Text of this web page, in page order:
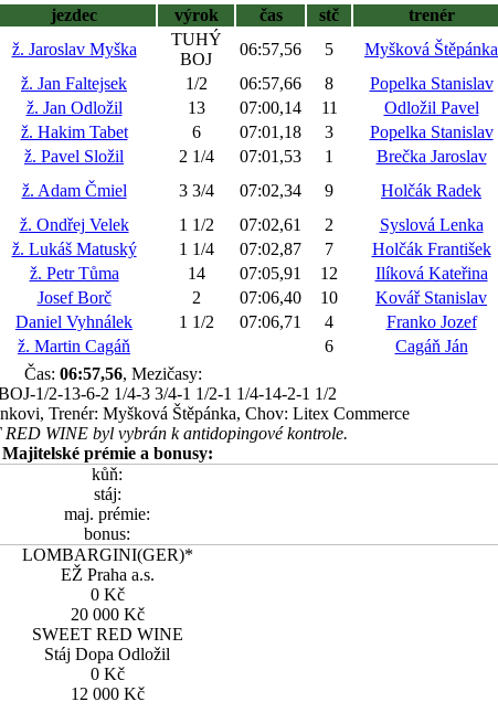
jezdec výrok čas stč trenér
ž. Jaroslav Myška
TUHÝ
BOJ
06:57,56 5 Myšková Štěpánka
ž. Jan Faltejsek 1/2 06:57,66 8 Popelka Stanislav
ž. Jan Odložil 13 07:00,14 11 Odložil Pavel
ž. Hakim Tabet 6 07:01,18 3 Popelka Stanislav
ž. Pavel Složil 2 1/4 07:01,53 1 Brečka Jaroslav
ž. Adam Čmiel 3 3/4 07:02,34 9 Holčák Radek
ž. Ondřej Velek 1 1/2 07:02,61 2 Syslová Lenka
ž. Lukáš Matuský 1 1/4 07:02,87 7 Holčák František
ž. Petr Tůma 14 07:05,91 12 Ilíková Kateřina
Josef Borč 2 07:06,40 10 Kovář Stanislav
Daniel Vyhnálek 1 1/2 07:06,71 4 Franko Jozef
ž. Martin Cagáň 6 Cagáň Ján
Čas: 06:57,56, Mezičasy:
1/2-13-6-2 1/4-3 3/4-1 1/2-1 1/4-14-2-1 1/2
Trenér: Myšková Štěpánka, Chov: Litex Commerce
RED WINE byl vybrán k antidopingové kontrole.
Majitelské prémie a bonusy:
kůň:
stáj:
maj. prémie:
bonus:
LOMBARGINI(GER)*
EŽ Praha a.s.
0 Kč
20 000 Kč
SWEET RED WINE
Stáj Dopa Odložil
0 Kč
12 000 Kč